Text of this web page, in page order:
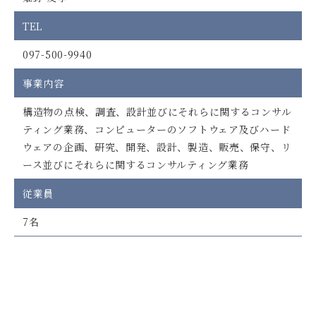
TEL
097-500-9940
事業内容
構造物の点検、調査、設計並びにそれらに関するコンサル
ティング業務、コンピューターのソフトウェア及びハード
ウェアの企画、研究、開発、設計、製造、販売、保守、リ
ース並びにそれらに関するコンサルティング業務
従業員
7名